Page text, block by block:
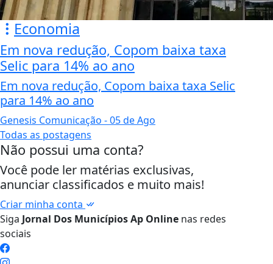
Economia
Em nova redução, Copom baixa taxa
Selic para 14% ao ano
Em nova redução, Copom baixa taxa Selic
para 14% ao ano
Genesis Comunicação - 05 de Ago
Todas as postagens
Não possui uma conta?
Você pode ler matérias exclusivas,
anunciar classificados e muito mais!
Criar minha conta
Siga Jornal Dos Municípios Ap Online nas redes
sociais